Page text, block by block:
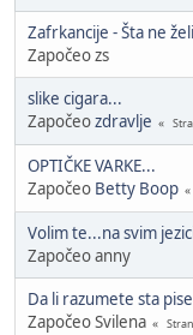
Zafrkancije - Šta ne
Započeo zs
slike cigara...
Započeozdravlje
OPTIČKE VARKE...
Započeo Betty Boop
Volim te...na svim
Započeo anny
Da li razumete sta
Započeo Svilena